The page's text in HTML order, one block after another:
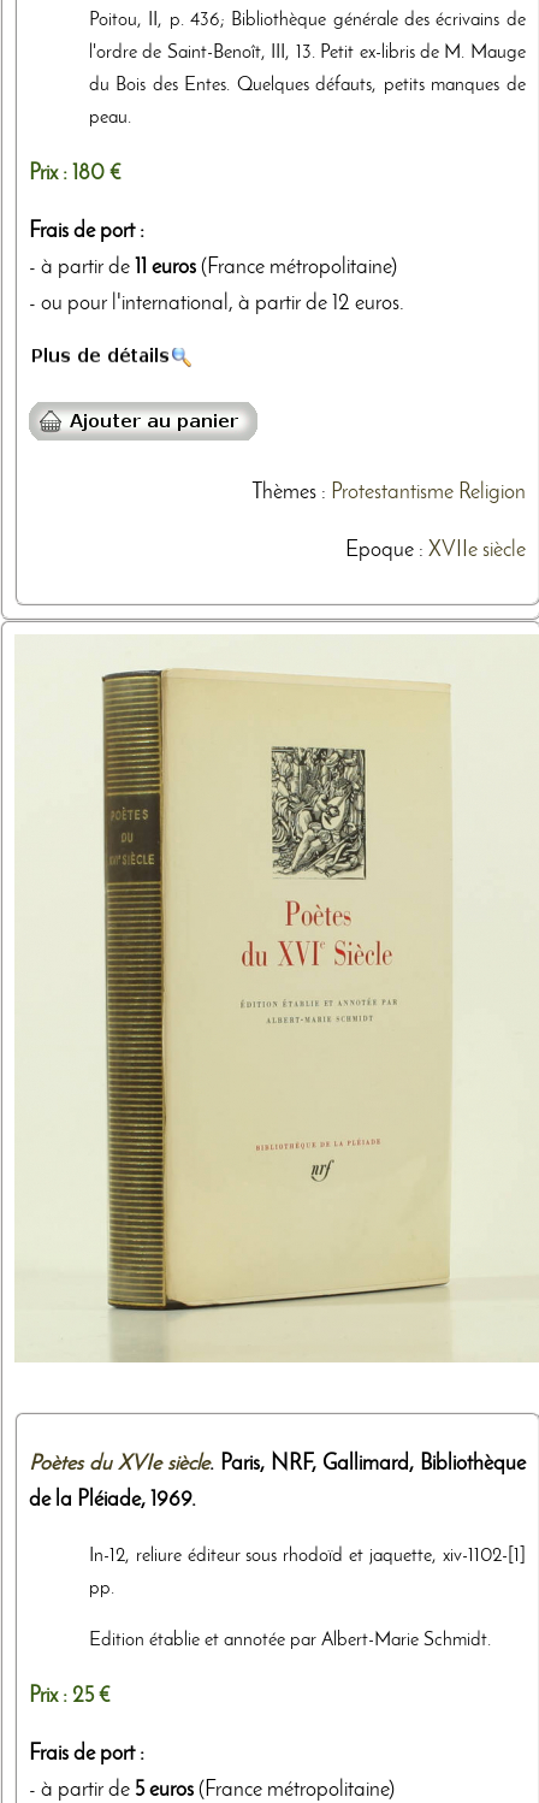
Poitou, II, p. 436; Bibliothèque générale des écrivains de
l'ordre de Saint-Benoît, III, 13. Petit ex-libris de M. Mauge
du Bois des Entes. Quelques défauts, petits manques de
peau.
Prix : 180 €
Frais de port :
- à partir de
11 euros (France métropolitaine)
- ou pour l'international, à partir de 12 euros.
Thèmes: Protestantisme Religion
Epoque : XVIIe siècle
Poètes du XVIe siècle. Paris, NRF, Gallimard, Bibliothèque
de la Pléiade, 1969.
In-12, reliure éditeur sous rhodoïd et jaquette, xiv-1102-[1]
pp.
Edition établie et annotée par Albert-Marie Schmidt.
Prix : 25 €
Frais de port :
- à partir de 5 euros (France métropolitaine)